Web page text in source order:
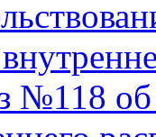
№118 об